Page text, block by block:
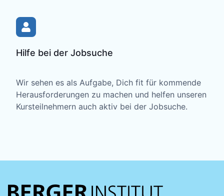
Hilfe bei der Jobsuche
Wir sehen es als Aufgabe, Dich fit für kommende
Herausforderungen zu machen und helfen unseren
Kursteilnehmern auch aktiv bei der Jobsuche.